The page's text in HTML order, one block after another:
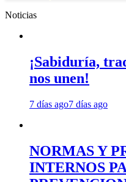
Noticias
¡Sabiduría,
nos unen!
7 días ago7 días ago
NORMAS Y
INTERNOS